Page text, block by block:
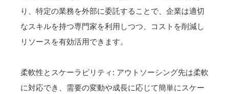
り、特定の業務を外部に委託することで、企業は適切
なスキルを持つ専門家を利用しつつ、コストを削減し
リソースを有効活用できます。
柔軟性とスケーラビリティ: アウトソーシング先は柔軟
に対応でき、需要の変動や成長に応じて簡単にスケー